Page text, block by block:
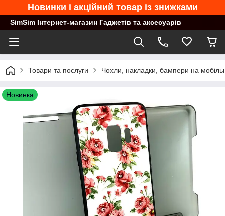
Новинки і акційний товар із знижками
SimSim Інтернет-магазин Гаджетів та аксесуарів
Товари та послуги Чохли, накладки, бампери на
Новинка